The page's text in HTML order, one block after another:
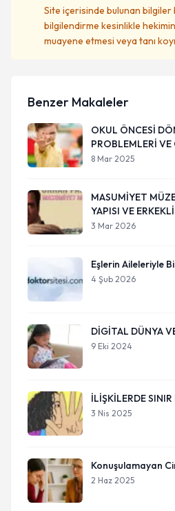
Site içerisinde bulunan bilgiler
bilgilendirme kesinlikle hekimin
muayene etmesi veya tanı
Benzer Makaleler
OKUL ÖNCESİ
PROBLEMLERİ
8 Mar 2025
MASUMİYET
YAPISI VE
3 Mar 2026
Eşlerin Aileleriyle
4 Şub 2026
DİGİTAL DÜNYA
9 Eki 2024
İLİŞKİLERDE
3 Nis 2025
Konuşulamayan
2 Haz 2025